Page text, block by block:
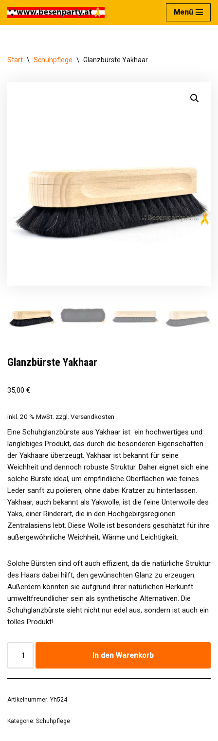
Zum
Menü
Start \ Schuhpflege \ Glanzbürste Yakhaar
Glanzbürste Yakhaar
35,00 €
inkl. 20 % MwSt. zzgl. Versandkosten
Eine Schuhglanzbürste aus Yakhaar ist ein hochwertiges und
langlebiges Produkt, das durch die besonderen Eigenschaften
der Yakhaare überzeugt. Yakhaar ist bekannt für seine
Weichheit und dennoch robuste Struktur. Daher eignet sich eine
solche Bürste ideal, um empfindliche Oberflächen wie feines
Leder sanft zu polieren, ohne dabei Kratzer zu hinterlassen.
Yakhaar, auch bekannt als Yakwolle, ist die feine Unterwolle des
Yaks, einer Rinderart, die in den Hochgebirgsregionen
Zentralasiens lebt. Diese Wolle ist besonders geschätzt für ihre
außergewöhnliche Weichheit, Wärme und Leichtigkeit.
Solche Bürsten sind oft auch effizient, da die natürliche Struktur
des Haars dabei hilft, den gewünschten Glanz zu erzeugen.
Außerdem könnten sie aufgrund ihrer natürlichen Herkunft
umweltfreundlicher sein als synthetische Alternativen. Die
Schuhglanzbürste sieht nicht nur edel aus, sondern ist auch ein
tolles Produkt!
In den Warenkorb
Artikelnummer: Yh524
Kategorie: Schuhpflege